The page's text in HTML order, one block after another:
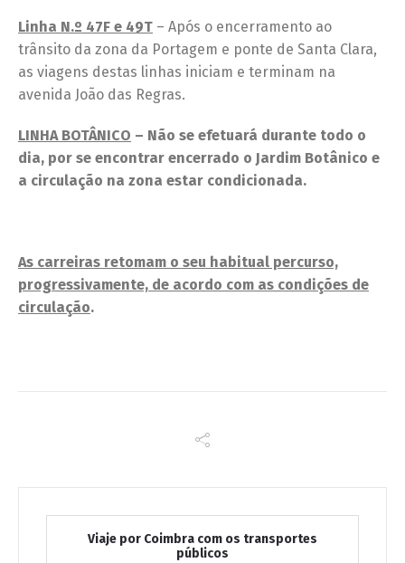
Linha N.º 47F e 49T – Após o encerramento ao
trânsito da zona da Portagem e ponte de Santa Clara,
as viagens destas linhas iniciam e terminam na
avenida João das Regras.
LINHA BOTÂNICO – Não se efetuará durante todo o
dia, por se encontrar encerrado o Jardim Botânico e
a circulação na zona estar condicionada.
As carreiras retomam o seu habitual percurso,
progressivamente, de acordo com as condições de
circulação.
Viaje por Coimbra com os transportes
públicos